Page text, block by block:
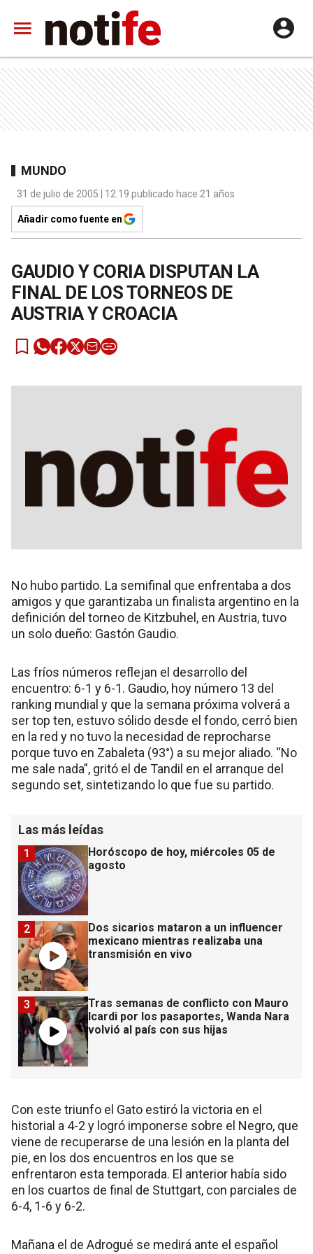
MUNDO
31 de julio de 2005 | 12:19 publicado hace 21 años
Añadir como fuente en
GAUDIO Y CORIA DISPUTAN LA
FINAL DE LOS TORNEOS DE
AUSTRIA Y CROACIA
No hubo partido. La semifinal que enfrentaba a dos
amigos y que garantizaba un finalista argentino en la
definición del torneo de Kitzbuhel, en Austria, tuvo
un solo dueño: Gastón Gaudio.
Las fríos números reflejan el desarrollo del
encuentro: 6-1 y 6-1. Gaudio, hoy número 13 del
ranking mundial y que la semana próxima volverá a
ser top ten, estuvo sólido desde el fondo, cerró bien
en la red y no tuvo la necesidad de reprocharse
porque tuvo en Zabaleta (93°) a su mejor aliado. “No
me sale nada”, gritó el de Tandil en el arranque del
segundo set, sintetizando lo que fue su partido.
Las más leídas
Horóscopo de hoy, miércoles 05 de
agosto
1
Dos sicarios mataron a un influencer
mexicano mientras realizaba una
transmisión en vivo
2
Tras semanas de conflicto con Mauro
Icardi por los pasaportes, Wanda Nara
volvió al país con sus hijas
3
Con este triunfo el Gato estiró la victoria en el
historial a 4-2 y logró imponerse sobre el Negro, que
viene de recuperarse de una lesión en la planta del
pie, en los dos encuentros en los que se
enfrentaron esta temporada. El anterior había sido
en los cuartos de final de Stuttgart, con parciales de
6-4, 1-6 y 6-2.
Mañana el de Adrogué se medirá ante el español